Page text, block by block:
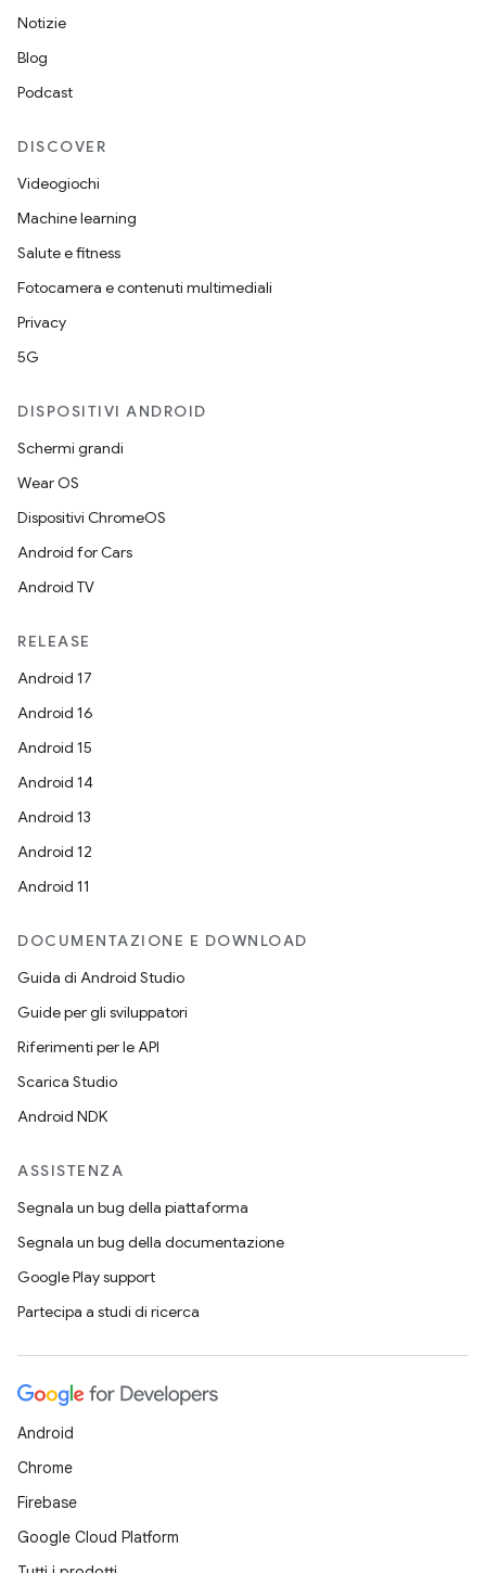
Notizie
Blog
Podcast
DISCOVER
Videogiochi
Machine learning
Salute e fitness
Fotocamera e contenuti multimediali
Privacy
5G
DISPOSITIVI ANDROID
Schermi grandi
Wear OS
Dispositivi ChromeOS
Android for Cars
Android TV
RELEASE
Android 17
Android 16
Android 15
Android 14
Android 13
Android 12
Android 11
DOCUMENTAZIONE E DOWNLOAD
Guida di Android Studio
Guide per gli sviluppatori
Riferimenti per le API
Scarica Studio
Android NDK
ASSISTENZA
Segnala un bug della piattaforma
Segnala un bug della documentazione
Google Play support
Partecipa a studi di ricerca
Android
Chrome
Firebase
Google Cloud Platform